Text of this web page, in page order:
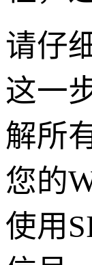
请仔
这一
解所
您的
使用